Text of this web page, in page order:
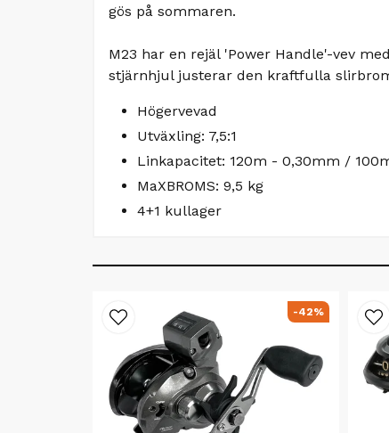
gös på sommaren.
M23 har en rejäl 'Power Handle'-vev
stjärnhjul justerar den kraftfulla
Högervevad
Utväxling: 7,5:1
Linkapacitet: 120m - 0,30mm /
MaXBROMS: 9,5 kg
4+1 kullager
-42%